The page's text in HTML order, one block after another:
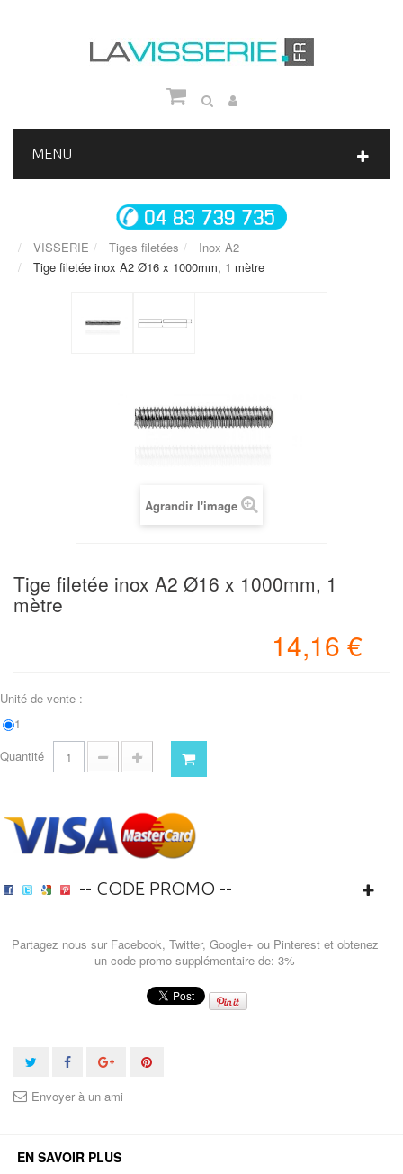
MENU
VISSERIE Tiges filetées
Inox A2
Tige filetée inox A2 Ø16 x 1000mm, 1 mètre
Agrandir l'image
Tige filetée inox A2 Ø16 x 1000mm, 1
mètre
14,16 €
Unité de vente :
1
Quantité
-- CODE PROMO --
Partagez nous sur Facebook, Twitter, Google+ ou Pinterest et obtenez
un code promo supplémentaire de: 3%
Envoyer à un ami
EN SAVOIR PLUS